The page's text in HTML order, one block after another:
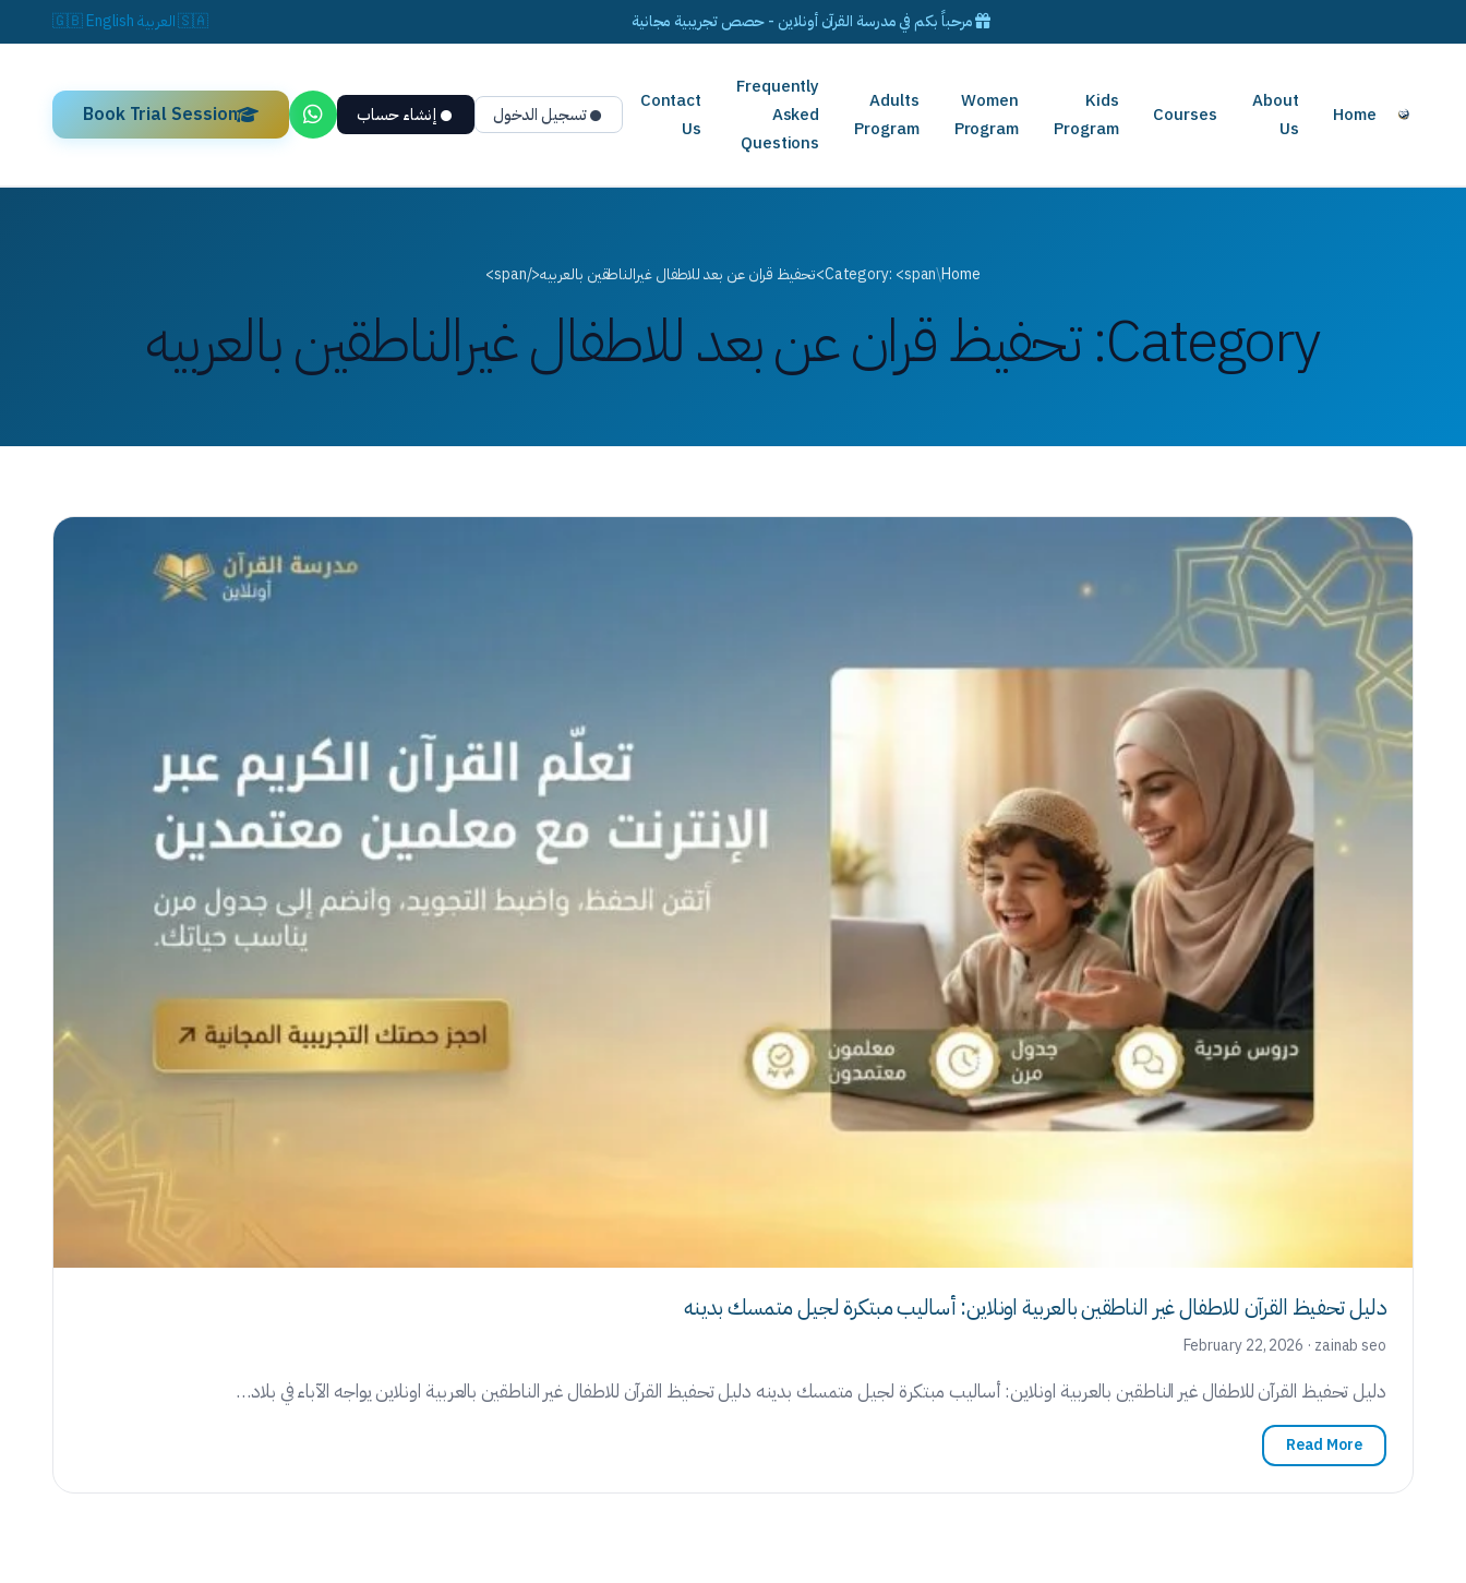
مرحباً بكم في مدرسة القرآن أونلاين - حصص تجريبية مجانية 🇸🇦العربية 🇬🇧English
Home
About
Us
Courses
Kids
Program
Women
Program
Adults
Program
Frequently
Asked
Questions
Contact
Us
تسجيل الدخول إنشاء حساب Book Trial Session
Adults
Program
Frequently
Asked
Questions
Home
/Category: <span>تحفيظ قران عن بعد للاطفال غيرالناطقين بالعربيه</span>
Category: تحفيظ قران عن بعد للاطفال غيرالناطقين بالعربيه
دليل تحفيظ القرآن للاطفال غير الناطقين بالعربية اونلاين: أساليب مبتكرة لجيل متمسك بدينه
February 22, 2026 · zainab seo
دليل تحفيظ القرآن للاطفال غير الناطقين بالعربية اونلاين: أساليب مبتكرة لجيل متمسك بدينه دليل تحفيظ القرآن للاطفال غير الناطقين بالعربية اونلاين يواجه الآباء في بلاد…
Read More